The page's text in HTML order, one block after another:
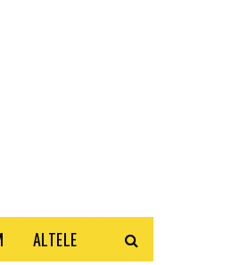
ALTELE